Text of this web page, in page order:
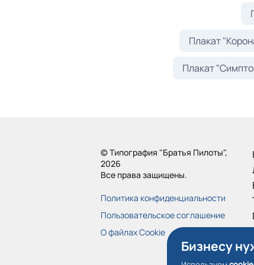
Плакат
Плакат
© Типография "Братья Пилоты",
2026
Все права защищены.
Политика конфиденциальности
Пользовательское соглашение
О файлах Cookie
Бизнесу